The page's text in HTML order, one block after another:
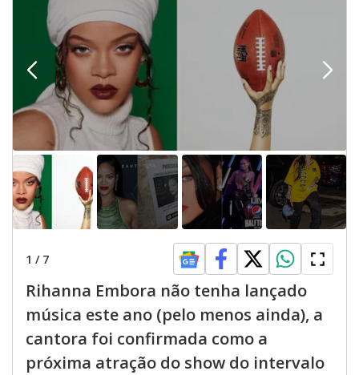
1 / 7
Rihanna Embora não tenha lançado
música este ano (pelo menos ainda), a
cantora foi confirmada como a
próxima atração do show do intervalo